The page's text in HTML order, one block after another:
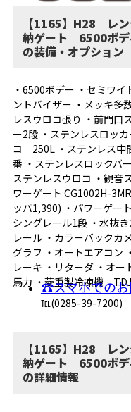
【1165】H28 レ
納ゲート 6500ボデ
の装備・オプション
・6500ボデー ・セミワ
ントバイザー ・メッキ多
レスウロコ張り ・前門口
ー2段 ・ステンレスロッ
コ 250L ・ステンレス中
番 ・ステンレスロックバ
ステンレスウロコ ・観音
ワーゲート CG1002H-
ッパ1,390) ・パワーゲー
シングレール1段 ・水抜
レール ・カラーバックカ
グラフ ・オートエアコン
レーキ ・リターダ ・オ
馬力 ・菱重製冷凍機
☎スマホでのお
℡(0285-39-7200)
【1165】H28 レ
納ゲート 6500ボデ
の詳細情報